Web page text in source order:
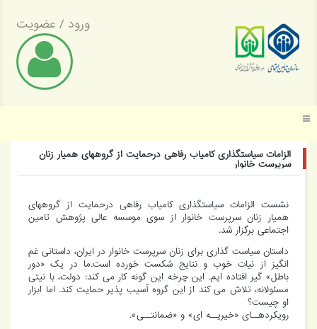
موسسه عالی پژوهش تأمین اجتماعی
ورود/عضویت
الزامات سیاستگذاری کامیاب رفاهی درحمایت از گروههای همیار زنان
سرپرست خانوار
نشست الزامات سیاستگذاری کامیاب رفاهی درحمایت از گروههای
همیار زنان سرپرست خانوار از سوی موسسه عالی پژوهش تامین
اجتماعی برگزار شد.
داستان سیاست گذاری برای زنان سرپرست خانوار در ایران، داستانی غم
انگیز از نیات خوب و نتایج شکست خورده است.ما در یک «دور
باطل» گیر افتاده ایم. این چرخه این گونه کار می کند: دولت، با نیتی
مسئولانه، تلاش می کند از این گروه آسیب پذیر حمایت کند. اما ابزار
او چیست؟
رویکردهــای «خیریــه ای» و «ضمانتــی».